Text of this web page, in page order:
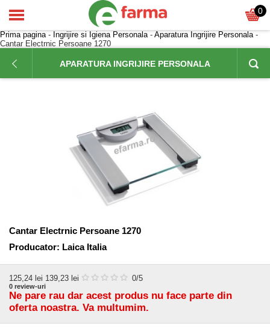
0
Prima pagina- Ingrijire si Igiena Personala- Aparatura Ingrijire Personala-
Cantar Electrnic Persoane 1270
APARATURA INGRIJIRE PERSONALA
Cantar Electrnic Persoane 1270
Producator: Laica Italia
125,24 lei 139,23 lei 0/5
0 review-uri
Ne pare rau dar acest produs nu face parte din
oferta noastra. Va multumim.